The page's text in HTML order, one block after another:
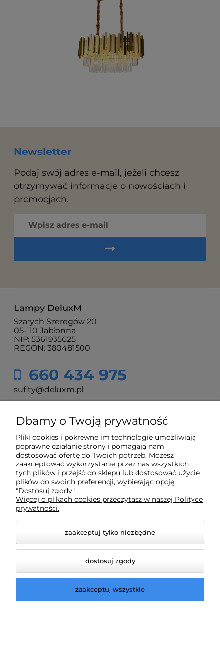
Newsletter
Podaj swój adres e-mail, jeżeli chcesz
otrzymywać informacje o nowościach i
promocjach.
Lampy DeluxM
Szarych Szeregów 20
05-110 Jabłonna
NIP: 5361935625
REGON: 380481500
660 434 975
sufity@deluxm.pl
Moje konto
Płatności i dostawa
Informacje
O nas
Dbamy o Twoją prywatność
Pliki cookies i pokrewne im technologie umożliwiają
poprawne działanie strony i pomagają nam
dostosować ofertę do Twoich potrzeb. Możesz
zaakceptować wykorzystanie przez nas wszystkich
tych plików i przejść do sklepu lub dostosować użycie
plików do swoich preferencji, wybierając opcję
"Dostosuj zgody".
Więcej o plikach cookies przeczytasz w naszej Polityce
prywatności.
zaakceptuj tylko niezbędne
dostosuj zgody
zaakceptuj wszystkie